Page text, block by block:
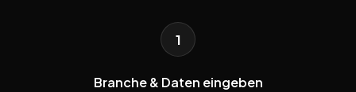
1
Branche & Daten eingeben